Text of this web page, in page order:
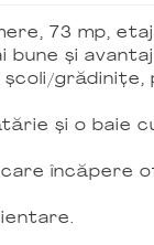
73 mp,
bune și
grădinițe,
și o baie
încăpere